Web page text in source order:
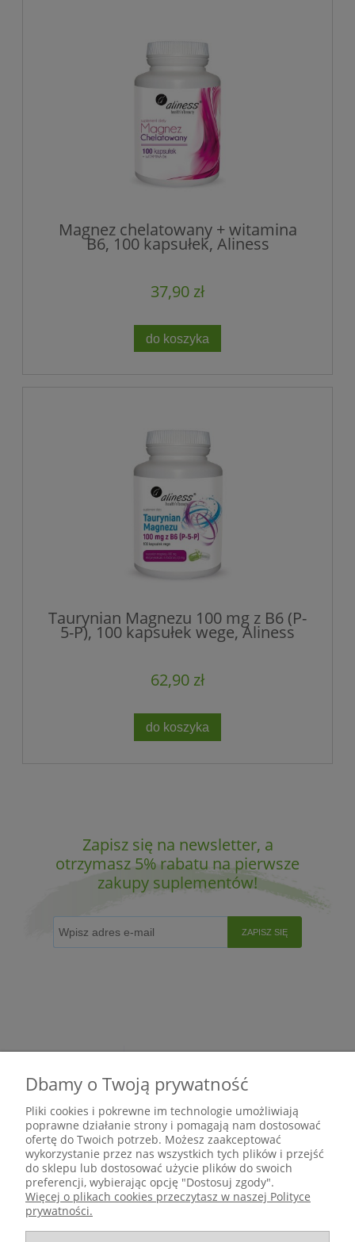
Magnez chelatowany + witamina
B6, 100 kapsułek, Aliness
37,90 zł
do koszyka
Taurynian Magnezu 100 mg z B6 (P-
5-P), 100 kapsułek wege, Aliness
62,90 zł
do koszyka
Zapisz się na newsletter, a
otrzymasz 5% rabatu na pierwsze
zakupy suplementów!
ZAPISZ SIĘ
Pomoc
Dbamy o Twoją prywatność
Pliki cookies i pokrewne im technologie umożliwiają
poprawne działanie strony i pomagają nam dostosować
ofertę do Twoich potrzeb. Możesz zaakceptować
wykorzystanie przez nas wszystkich tych plików i przejść
do sklepu lub dostosować użycie plików do swoich
preferencji, wybierając opcję "Dostosuj zgody".
Więcej o plikach cookies przeczytasz w naszej Polityce
prywatności.